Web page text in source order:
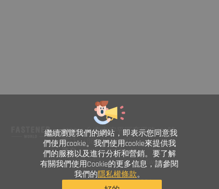
繼續瀏覽我們的網站，即表示您同意我
們使用cookie。我們使用cookie來提供我
們的服務以及進行分析和營銷。要了解
有關我們使用Cookie的更多信息，請參閱
我們的隱私權條款。
708014 台南市安平區育平路469號
電話 : +886-6-2954000(Rep.)
傳真 : +886-6-2953939
sales@fastener-world.com.tw
© Fastener World Inc. 2024